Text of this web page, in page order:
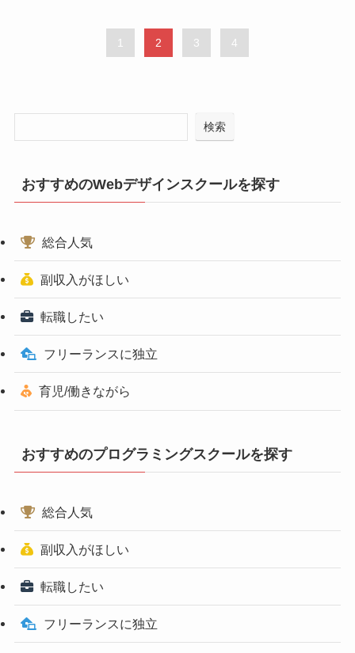
1 2 3 4
検索
おすすめのWebデザインスクールを探す
総合人気
副収入がほしい
転職したい
フリーランスに独立
育児/働きながら
おすすめのプログラミングスクールを探す
総合人気
副収入がほしい
転職したい
フリーランスに独立